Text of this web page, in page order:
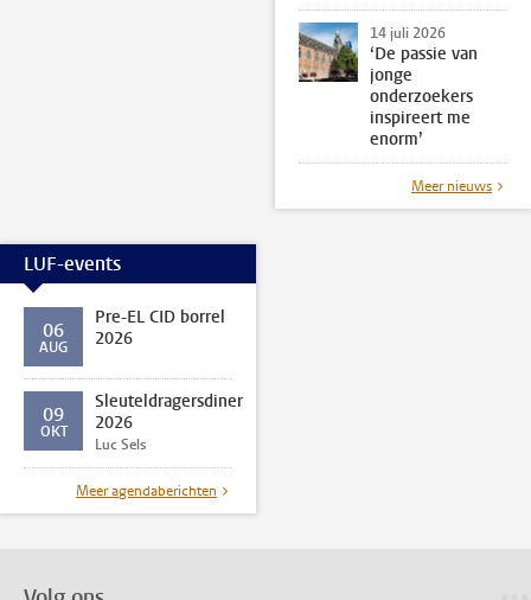
14 juli 2026
‘De passie van
jonge
onderzoekers
inspireert me
enorm’
Meer nieuws
LUF-events
06
AUG
Pre-EL CID borrel
2026
09
OKT
Sleuteldragersdiner
2026
Luc Sels
Meer agendaberichten